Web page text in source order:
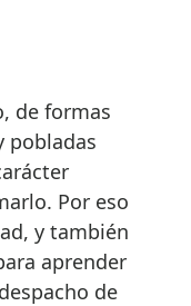
de formas
pobladas
Por eso
y también
aprender
de